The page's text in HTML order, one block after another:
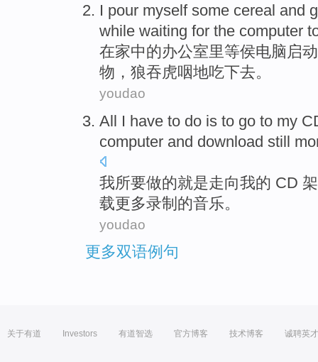
I pour myself some cereal and
while waiting for the computer
在家中的办公室里等侯电脑启动
物 ，狼吞虎咽地吃下去。
youdao
All I have to do is to go to my
computer and download still
我所要做的就是走向我的 CD 架
载更多录制 的音乐。
youdao
更多双语例句
关于有道 Investors 有道智选 官方博客 技术博客 诚聘英才